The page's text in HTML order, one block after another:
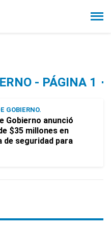
- PÁGINA 1
GOBIERNO.
Gobierno anunció
$35 millones en
de seguridad para